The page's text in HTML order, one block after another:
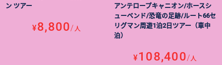
ン ツアー
¥8,800/ 人
アンテロープキャニオン/ホースシ
ューベンド/恐竜の足跡/ルート66セ
リグマン周遊1泊2日ツアー（車中
泊）
¥108,400/人